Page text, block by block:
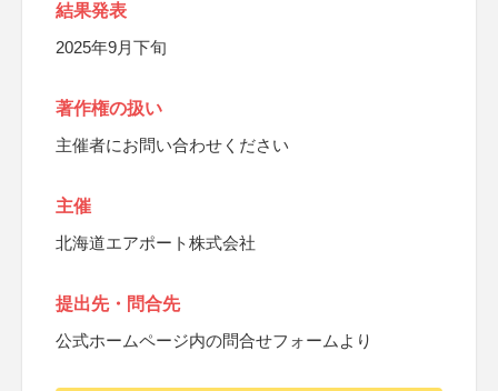
結果発表
2025年9月下旬
著作権の扱い
主催者にお問い合わせください
主催
北海道エアポート株式会社
提出先・問合先
公式ホームページ内の問合せフォームより